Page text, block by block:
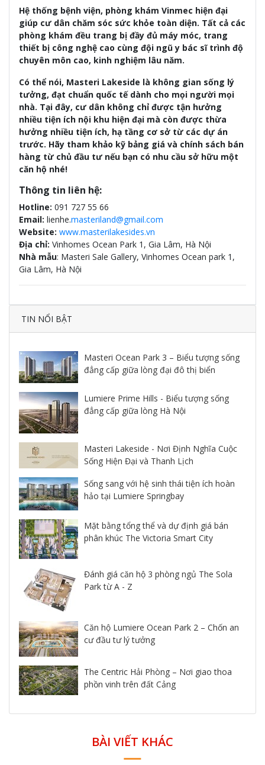
Hệ thống bệnh viện, phòng khám Vinmec hiện đại
giúp cư dân chăm sóc sức khỏe toàn diện. Tất cả các
phòng khám đều trang bị đầy đủ máy móc, trang
thiết bị công nghệ cao cùng đội ngũ y bác sĩ trình độ
chuyên môn cao, kinh nghiệm lâu năm.
Có thể nói, Masteri Lakeside là không gian sống lý
tưởng, đạt chuẩn quốc tế dành cho mọi người mọi
nhà. Tại đây, cư dân không chỉ được tận hưởng
nhiều tiện ích nội khu hiện đại mà còn được thừa
hưởng nhiều tiện ích, hạ tầng cơ sở từ các dự án
trước. Hãy tham khảo kỹ bảng giá và chính sách bán
hàng từ chủ đầu tư nếu bạn có nhu cầu sở hữu một
căn hộ nhé!
Thông tin liên hệ:
Hotline: 091 727 55 66
Email: lienhe.masteriland@gmail.com
Website: www.masterilakesides.vn
Địa chỉ: Vinhomes Ocean Park 1, Gia Lâm, Hà Nội
Nhà mẫu: Masteri Sale Gallery, Vinhomes Ocean park 1,
Gia Lâm, Hà Nội
TIN NỔI BẬT
Masteri Ocean Park 3 – Biểu tượng sống
đẳng cấp giữa lòng đại đô thị biển
Lumiere Prime Hills - Biểu tượng sống
đẳng cấp giữa lòng Hà Nội
Masteri Lakeside - Nơi Định Nghĩa Cuộc
Sống Hiện Đại và Thanh Lịch
Sống sang với hệ sinh thái tiện ích hoàn
hảo tại Lumiere Springbay
Mặt bằng tổng thể và dự định giá bán
phân khúc The Victoria Smart City
Đánh giá căn hộ 3 phòng ngủ The Sola
Park từ A - Z
Căn hộ Lumiere Ocean Park 2 – Chốn an
cư đầu tư lý tưởng
The Centric Hải Phòng – Nơi giao thoa
phồn vinh trên đất Cảng
BÀI VIẾT KHÁC